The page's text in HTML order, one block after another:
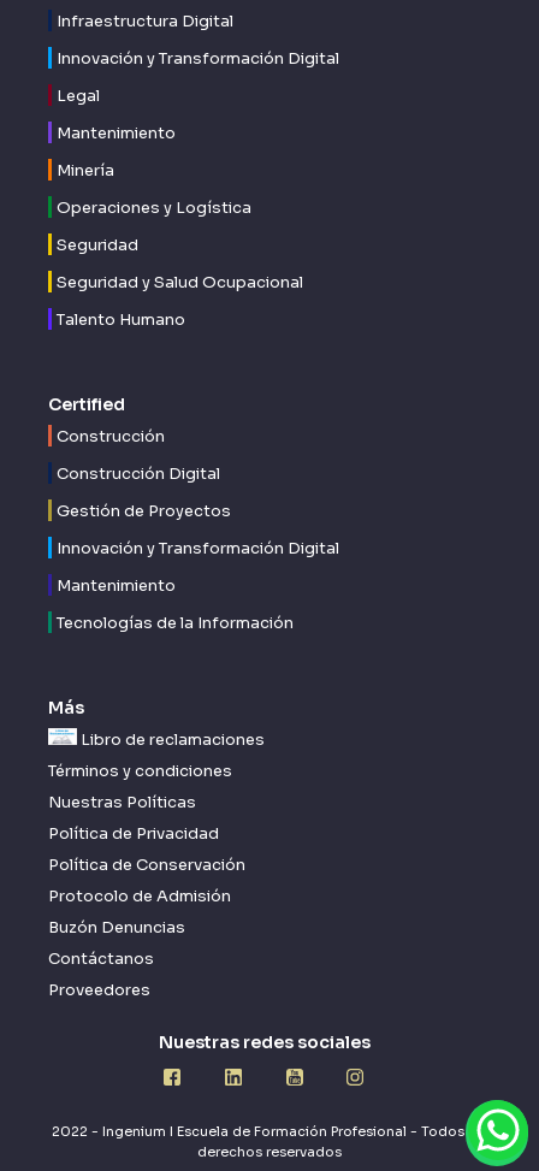
Infraestructura Digital
Innovación y Transformación Digital
Legal
Mantenimiento
Minería
Operaciones y Logística
Seguridad
Seguridad y Salud Ocupacional
Talento Humano
Certified
Construcción
Construcción Digital
Gestión de Proyectos
Innovación y Transformación Digital
Mantenimiento
Tecnologías de la Información
Más
Libro de reclamaciones
Términos y condiciones
Nuestras Políticas
Política de Privacidad
Política de Conservación
Protocolo de Admisión
Buzón Denuncias
Contáctanos
Proveedores
Nuestras redes sociales
2022 - Ingenium I Escuela de Formación Profesional - Todos los
derechos reservados